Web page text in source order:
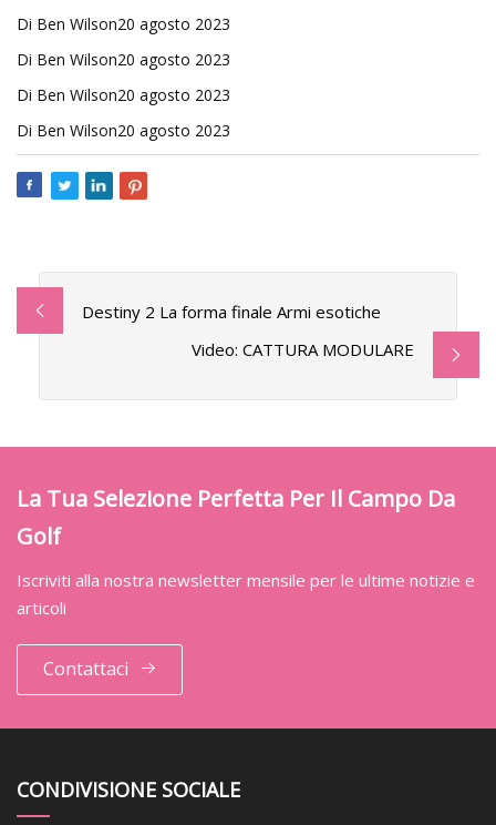
Di Ben Wilson20 agosto 2023
Di Ben Wilson20 agosto 2023
Di Ben Wilson20 agosto 2023
Di Ben Wilson20 agosto 2023
Destiny 2 La forma finale Armi esotiche
Video: CATTURA MODULARE
La Tua Selezione Perfetta Per Il Campo Da
Golf
Iscriviti alla nostra newsletter mensile per le ultime notizie e
articoli
Contattaci
CONDIVISIONE SOCIALE